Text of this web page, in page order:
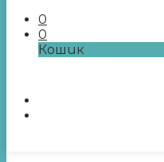
0
0
Кошик